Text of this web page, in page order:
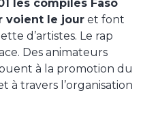
les compiles Faso
voient le jour et font
d’artistes. Le rap
Des animateurs
à la promotion du
à travers l’organisation